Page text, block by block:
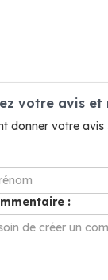
votre avis et
donner votre avis
: